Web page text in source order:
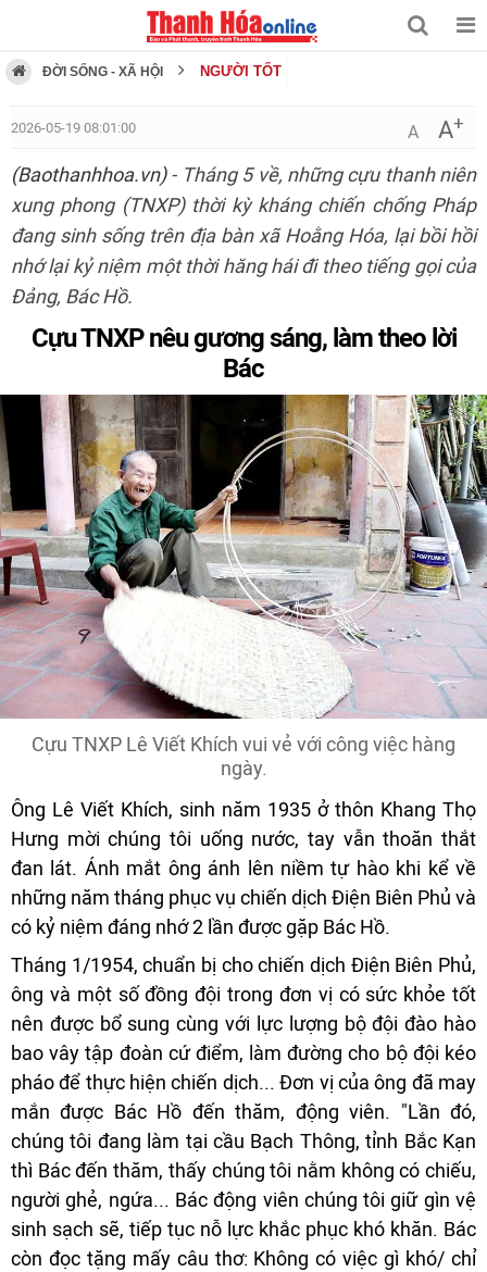
ĐỜI SỐNG - XÃ HỘI NGƯỜI TỐT
2026-05-19 08:01:00 A A+
(Baothanhhoa.vn)- Tháng 5 về, những cựu thanh niên
xung phong (TNXP) thời kỳ kháng chiến chống Pháp
đang sinh sống trên địa bàn xã Hoằng Hóa, lại bồi hồi
nhớ lại kỷ niệm một thời hăng hái đi theo tiếng gọi của
Đảng, Bác Hồ.
Cựu TNXP nêu gương sáng, làm theo lời
Bác
Cựu TNXP Lê Viết Khích vui vẻ với công việc hàng
ngày.
Ông Lê Viết Khích, sinh năm 1935 ở thôn Khang Thọ
Hưng mời chúng tôi uống nước, tay vẫn thoăn thắt
đan lát. Ánh mắt ông ánh lên niềm tự hào khi kể về
những năm tháng phục vụ chiến dịch Điện Biên Phủ và
có kỷ niệm đáng nhớ 2 lần được gặp Bác Hồ.
Tháng 1/1954, chuẩn bị cho chiến dịch Điện Biên Phủ,
ông và một số đồng đội trong đơn vị có sức khỏe tốt
nên được bổ sung cùng với lực lượng bộ đội đào hào
bao vây tập đoàn cứ điểm, làm đường cho bộ đội kéo
pháo để thực hiện chiến dịch... Đơn vị của ông đã may
mắn được Bác Hồ đến thăm, động viên. "Lần đó,
chúng tôi đang làm tại cầu Bạch Thông, tỉnh Bắc Kạn
thì Bác đến thăm, thấy chúng tôi nằm không có chiếu,
người ghẻ, ngứa... Bác động viên chúng tôi giữ gìn vệ
sinh sạch sẽ, tiếp tục nỗ lực khắc phục khó khăn. Bác
còn đọc tặng mấy câu thơ: Không có việc gì khó/ chỉ